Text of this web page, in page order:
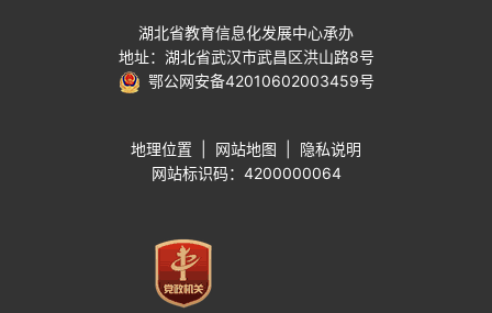
湖北省教育信息化发展中心承办
地址：湖北省武汉市武昌区洪山路8号
鄂公网安备42010602003459号
地理位置 网站地图
隐私说明
网站标识码：4200000064